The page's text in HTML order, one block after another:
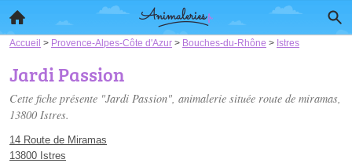
Accueil > Provence-Alpes-Côte d'Azur > Bouches-du-Rhône > Istres
Jardi Passion
Cette fiche présente "Jardi Passion", animalerie située route de miramas,
13800 Istres.
14 Route de Miramas
13800 Istres